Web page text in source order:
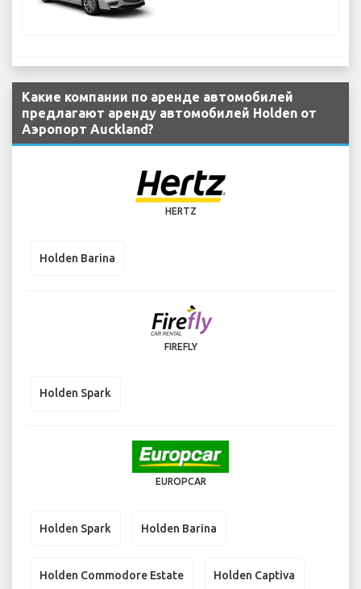
Какие компании по аренде автомобилей
предлагают аренду автомобилей Holden от
Аэропорт Auckland?
HERTZ
Holden Barina
FIREFLY
Holden Spark
EUROPCAR
Holden Spark Holden Barina
Holden Commodore Estate Holden Captiva